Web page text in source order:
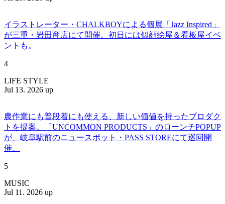
イラストレーター・CHALKBOYによる個展「Jazz Inspired」
が三重・岩田商店にて開催。初日には似顔絵屋＆看板屋イベ
ントも。
4
LIFE STYLE
Jul 13. 2026 up
農作業にも普段着にも使える、新しい価値を持ったプロダク
トを提案。「UNCOMMON PRODUCTS」のローンチPOPUP
が、岐阜駅前のニュースポット・PASS STOREにて巡回開
催。
5
MUSIC
Jul 11. 2026 up